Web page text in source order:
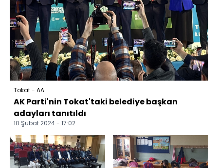
Tokat - AA
AK Parti'nin Tokat'taki belediye başkan
adayları tanıtıldı
10 Şubat 2024 - 17:02